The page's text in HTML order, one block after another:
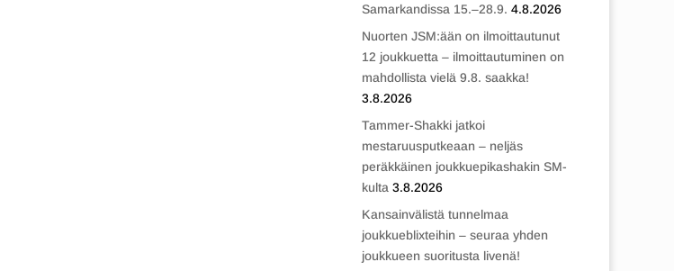
Samarkandissa 15.–28.9. 4.8.2026
Nuorten JSM:ään on ilmoittautunut
12 joukkuetta – ilmoittautuminen on
mahdollista vielä 9.8. saakka!
3.8.2026
Tammer-Shakki jatkoi
mestaruusputkeaan – neljäs
peräkkäinen joukkuepikashakin SM-
kulta 3.8.2026
Kansainvälistä tunnelmaa
joukkueblixteihin – seuraa yhden
joukkueen suoritusta livenä!